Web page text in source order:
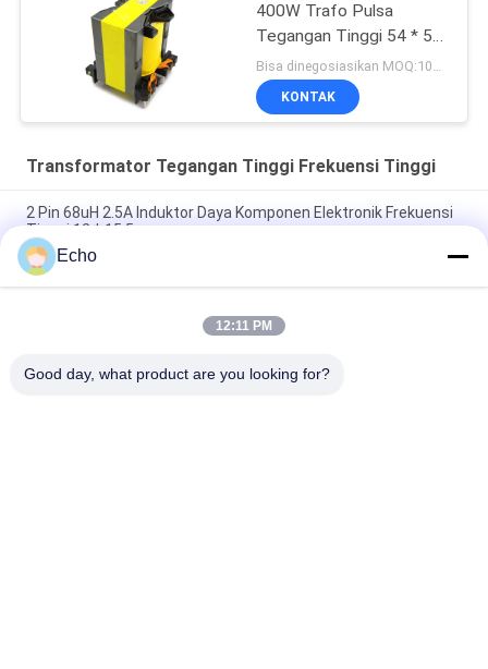
400W Trafo Pulsa
Tegangan Tinggi 54 * 53
* 58mm
KONTAK
Transformator Tegangan Tinggi Frekuensi Tinggi
2 Pin 68uH 2.5A Induktor Daya Komponen Elektronik Frekuensi
Tinggi 12 * 15.5mm
200uH Toroidal Choke Inductor Iron Powder Core Coil
Diferensial Mode Induktor
Toroidal Smd Coil Induktor 200uH Ferrite Core Wirewound
Echo
12:11 PM
Good day, what product are you looking for?